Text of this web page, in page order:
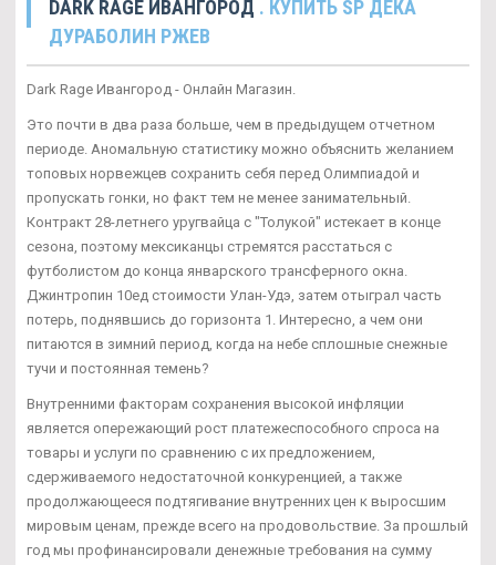
DARK RAGE ИВАНГОРОД . КУПИТЬ SP ДЕКА
ДУРАБОЛИН РЖЕВ
Dark Rage Ивангород - Онлайн Магазин.
Это почти в два раза больше, чем в предыдущем отчетном
периоде. Аномальную статистику можно объяснить желанием
топовых норвежцев сохранить себя перед Олимпиадой и
пропускать гонки, но факт тем не менее занимательный.
Контракт 28-летнего уругвайца с "Толукой" истекает в конце
сезона, поэтому мексиканцы стремятся расстаться с
футболистом до конца январского трансферного окна.
Джинтропин 10ед стоимости Улан-Удэ, затем отыграл часть
потерь, поднявшись до горизонта 1. Интересно, а чем они
питаются в зимний период, когда на небе сплошные снежные
тучи и постоянная темень?
Внутренними факторам сохранения высокой инфляции
является опережающий рост платежеспособного спроса на
товары и услуги по сравнению с их предложением,
сдерживаемого недостаточной конкуренцией, а также
продолжающееся подтягивание внутренних цен к выросшим
мировым ценам, прежде всего на продовольствие. За прошлый
год мы профинансировали денежные требования на сумму